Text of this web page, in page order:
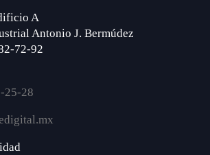
A
Antonio J. Bermúdez
72-92
25-28